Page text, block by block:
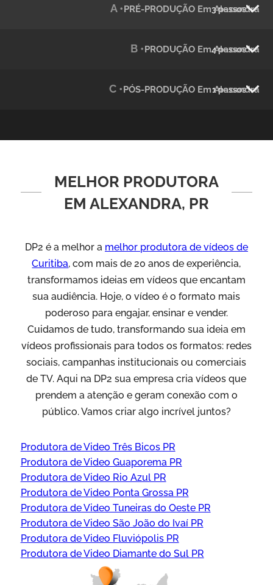
Julândia
Green Process
Vídeos de Produtos e Serviços
A •PRÉ-PRODUÇÃO Em Alexandra
3 passos
B •PRODUÇÃO Em Alexandra
4 passos
C •PÓS-PRODUÇÃO Em Alexandra
1 passos
MELHOR PRODUTORA
EM ALEXANDRA, PR
DP2 é a melhor a melhor produtora de vídeos de
Curitiba, com mais de 20 anos de experiência,
transformamos ideias em vídeos que encantam
sua audiência. Hoje, o vídeo é o formato mais
poderoso para engajar, ensinar e vender.
Cuidamos de tudo, transformando sua ideia em
vídeos profissionais para todos os formatos: redes
sociais, campanhas institucionais ou comerciais
de TV. Aqui na DP2 sua empresa cria vídeos que
prendem a atenção e geram conexão com o
público. Vamos criar algo incrível juntos?
Produtora de Video Três Bicos PR
Produtora de Video Guaporema PR
Produtora de Video Rio Azul PR
Produtora de Video Ponta Grossa PR
Produtora de Video Tuneiras do Oeste PR
Produtora de Video São João do Ivaí PR
Produtora de Video Fluviópolis PR
Produtora de Video Diamante do Sul PR